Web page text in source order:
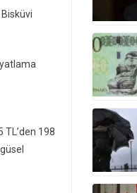
Bisküvi
TL’den 198